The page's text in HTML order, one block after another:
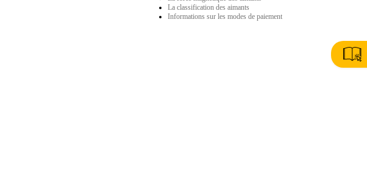
La classification des aimants
Informations sur les modes de paiement